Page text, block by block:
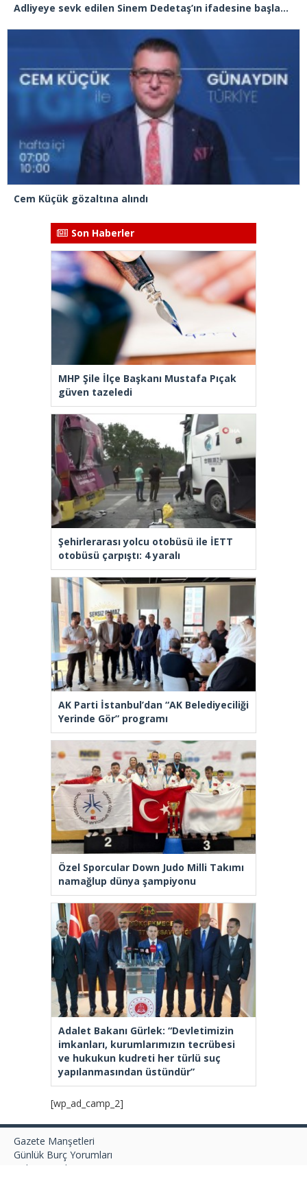
Adliyeye sevk edilen Sinem Dedetaş’ın ifadesine başlandı
Cem Küçük gözaltına alındı
Son Haberler
MHP Şile İlçe Başkanı Mustafa Pıçak
güven tazeledi
Şehirlerarası yolcu otobüsü ile İETT
otobüsü çarpıştı: 4 yaralı
AK Parti İstanbul’dan “AK Belediyeciliği
Yerinde Gör” programı
Özel Sporcular Down Judo Milli Takımı
namağlup dünya şampiyonu
Adalet Bakanı Gürlek: “Devletimizin
imkanları, kurumlarımızın tecrübesi
ve hukukun kudreti her türlü suç
yapılanmasından üstündür”
[wp_ad_camp_2]
Gazete Manşetleri
Günlük Burç Yorumları
Haber Gönder